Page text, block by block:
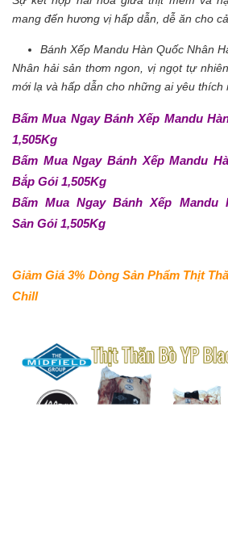
mang đến hương vị hấp dẫn, dễ ăn cho
Bánh Xếp Mandu Hàn Quốc Nhân
Nhân hải sản thơm ngon, vị ngọt tự
mới lạ và hấp dẫn cho những ai yêu thích
Bấm Mua Ngay Bánh Xếp Mandu
1,505Kg
Bấm Mua Ngay Bánh Xếp Mandu
Bắp Gói 1,505Kg
Bấm Mua Ngay Bánh Xếp Mandu
Sản Gói 1,505Kg
Giảm Giá 3% Dòng Sản Phẩm Thịt
Chill